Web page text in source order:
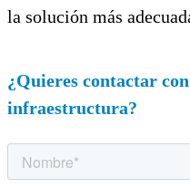
la solución más
¿Quieres contactar
infraestructura?